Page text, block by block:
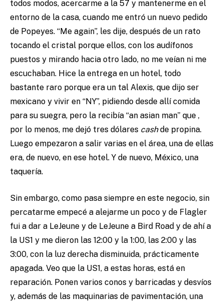
todos modos, acercarme a la 57 y mantenerme en el
entorno de la casa, cuando me entró un nuevo pedido
de Popeyes. “Me again”, les dije, después de un rato
tocando el cristal porque ellos, con los audífonos
puestos y mirando hacia otro lado, no me veían ni me
escuchaban. Hice la entrega en un hotel, todo
bastante raro porque era un tal Alexis, que dijo ser
mexicano y vivir en “NY”, pidiendo desde allí comida
para su suegra, pero la recibía “an asian man” que ,
por lo menos, me dejó tres dólares cashde propina.
Luego empezaron a salir varias en el área, una de ellas
era, de nuevo, en ese hotel. Y de nuevo, México, una
taquería.
Sin embargo, como pasa siempre en este negocio, sin
percatarme empecé a alejarme un poco y de Flagler
fui a dar a LeJeune y de LeJeune a Bird Road y de ahí a
la US1 y me dieron las 12:00 y la 1:00, las 2:00 y las
3:00, con la luz derecha disminuida, prácticamente
apagada. Veo que la US1, a estas horas, está en
reparación. Ponen varios conos y barricadas y desvíos
y, además de las maquinarias de pavimentación, una